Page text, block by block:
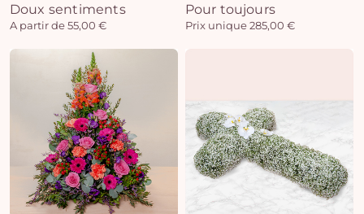
Doux sentiments
A partir de 55,00 €
Pour toujours
Prix unique 285,00 €